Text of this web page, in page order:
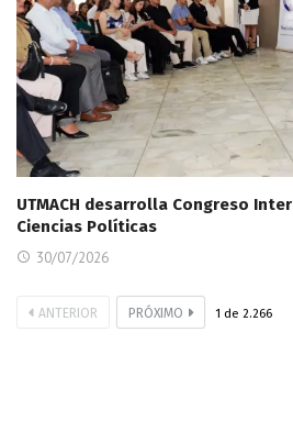
UTMACH desarrolla Congreso
Ciencias Políticas
30/07/2026
ANTERIOR PRÓXIMO 1 de 2.266